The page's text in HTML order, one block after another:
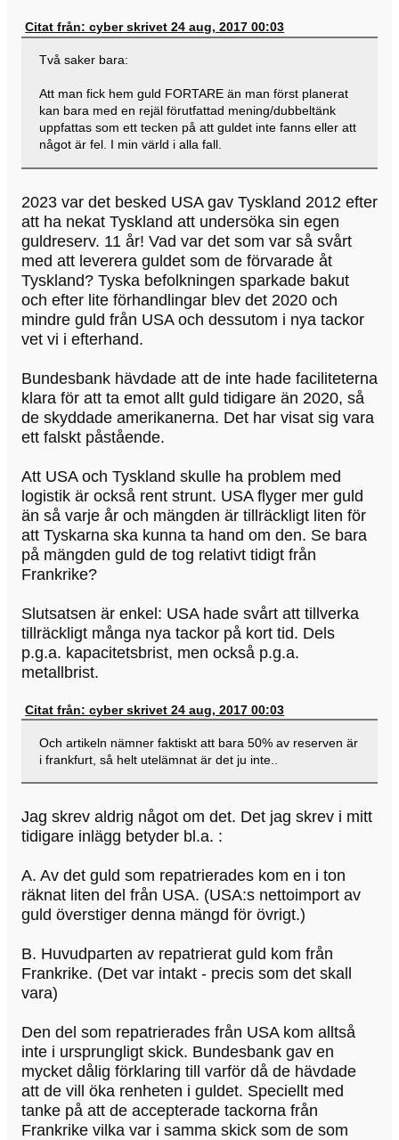
Citat från: cyber skrivet 24 aug, 2017 00:03
Två saker bara:
Att man fick hem guld FORTARE än man först planerat
kan bara med en rejäl förutfattad mening/dubbeltänk
uppfattas som ett tecken på att guldet inte fanns eller att
något är fel. I min värld i alla fall.
2023 var det besked USA gav Tyskland 2012 efter
att ha nekat Tyskland att undersöka sin egen
guldreserv. 11 år! Vad var det som var så svårt
med att leverera guldet som de förvarade åt
Tyskland? Tyska befolkningen sparkade bakut
och efter lite förhandlingar blev det 2020 och
mindre guld från USA och dessutom i nya tackor
vet vi i efterhand.
Bundesbank hävdade att de inte hade faciliteterna
klara för att ta emot allt guld tidigare än 2020, så
de skyddade amerikanerna. Det har visat sig vara
ett falskt påstående.
Att USA och Tyskland skulle ha problem med
logistik är också rent strunt. USA flyger mer guld
än så varje år och mängden är tillräckligt liten för
att Tyskarna ska kunna ta hand om den. Se bara
på mängden guld de tog relativt tidigt från
Frankrike?
Slutsatsen är enkel: USA hade svårt att tillverka
tillräckligt många nya tackor på kort tid. Dels
p.g.a. kapacitetsbrist, men också p.g.a.
metallbrist.
Citat från: cyber skrivet 24 aug, 2017 00:03
Och artikeln nämner faktiskt att bara 50% av reserven är
i frankfurt, så helt utelämnat är det ju inte..
Jag skrev aldrig något om det. Det jag skrev i mitt
tidigare inlägg betyder bl.a. :
A. Av det guld som repatrierades kom en i ton
räknat liten del från USA. (USA:s nettoimport av
guld överstiger denna mängd för övrigt.)
B. Huvudparten av repatrierat guld kom från
Frankrike. (Det var intakt - precis som det skall
vara)
Den del som repatrierades från USA kom alltså
inte i ursprungligt skick. Bundesbank gav en
mycket dålig förklaring till varför då de hävdade
att de vill öka renheten i guldet. Speciellt med
tanke på att de accepterade tackorna från
Frankrike vilka var i samma skick som de som